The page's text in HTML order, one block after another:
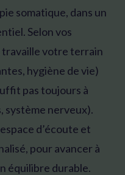
somatique, dans un
Selon vos
travaille votre terrain
hygiène de vie)
pas toujours à
système nerveux).
d’écoute et
pour avancer à
équilibre durable.